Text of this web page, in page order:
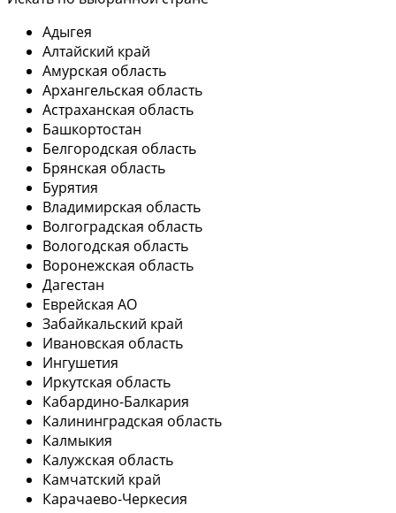
Адыгея
Алтайский край
Амурская область
Архангельская область
Астраханская область
Башкортостан
Белгородская область
Брянская область
Бурятия
Владимирская область
Волгоградская область
Вологодская область
Воронежская область
Дагестан
Еврейская АО
Забайкальский край
Ивановская область
Ингушетия
Иркутская область
Кабардино-Балкария
Калининградская область
Калмыкия
Калужская область
Камчатский край
Карачаево-Черкесия